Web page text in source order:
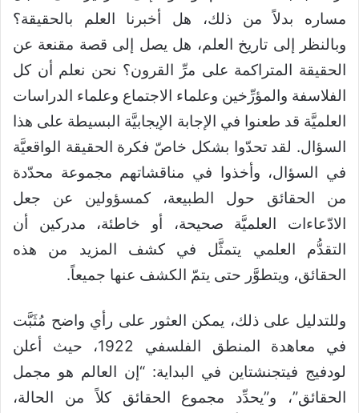
مساره بدلاً من ذلك، هل أخبرنا العلم بالحقيقة؟
وبالنظر إلى تاريخ العلم، هل يصل إلى قصة مقنعة عن
الحقيقة المتراكمة على مرِّ القرون؟ نحن نعلم أن كل
الفلاسفة والمؤرِّخين وعلماء الاجتماع وعلماء الدراسات
العلميَّة قد طعنوا في الإجابة الإيجابيَّة البسيطة على هذا
السؤال. لقد تحدّوا بشكل خاصّ فكرة الحقيقة الواقعيَّة
في السؤال، وأخذوا في مناقشاتهم مجموعة محدّدة
من الحقائق حول الطبيعة، كمسؤولين عن جعل
الادّعاءات العلميَّة صحيحة، أو خاطئة، مدركين أن
التقدُّم العلمي يتمثَّل في كشف المزيد من هذه
الحقائق، ويتطوَّر حتى يتمّ الكشف عنها جميعاً.
وللتدليل على ذلك، يمكن العثور على رأي واضح مُثَبَّت
في معاهدة المنطق الفلسفي 1922، حيث أعلن
لودفيج فيتجنشتاين في البداية: “إن العالم هو مجمل
الحقائق”، و”يحدِّد مجموع الحقائق كلاً من الحالة،